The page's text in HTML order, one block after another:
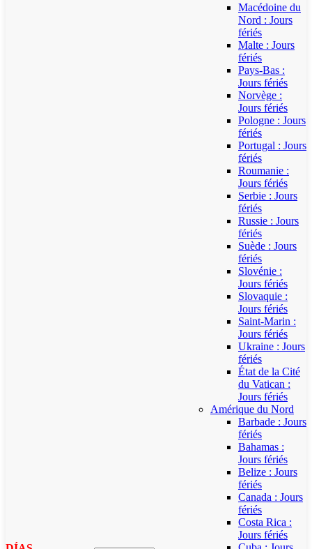
Macédoine du
Nord : Jours
fériés
Malte : Jours
fériés
Pays-Bas :
Jours fériés
Norvège :
Jours fériés
Pologne : Jours
fériés
Portugal : Jours
fériés
Roumanie :
Jours fériés
Serbie : Jours
fériés
Russie : Jours
fériés
Suède : Jours
fériés
Slovénie :
Jours fériés
Slovaquie :
Jours fériés
Saint-Marin :
Jours fériés
Ukraine : Jours
fériés
État de la Cité
du Vatican :
Jours fériés
Amérique du Nord
Barbade : Jours
fériés
Bahamas :
Jours fériés
Belize : Jours
fériés
Canada : Jours
fériés
Costa Rica :
Jours fériés